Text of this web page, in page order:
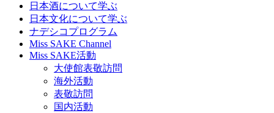
日本酒について学ぶ
日本文化について学ぶ
ナデシコプログラム
Miss SAKE Channel
Miss SAKE活動
大使館表敬訪問
海外活動
表敬訪問
国内活動